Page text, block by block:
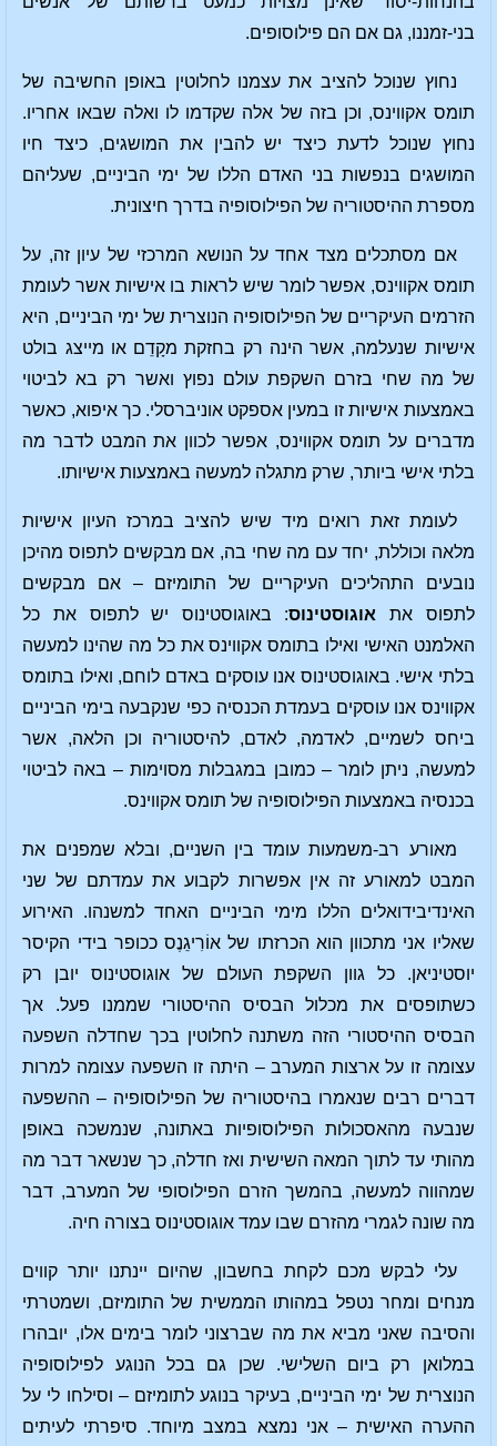
בני-זמננו, גם אם הם פילוסופים.
נחוץ שנוכל להציב את עצמנו לחלוטין באופן החשיבה של
תומס אקווינס, וכן בזה של אלה שקדמו לו ואלה שבאו אחריו.
נחוץ שנוכל לדעת כיצד יש להבין את המושגים, כיצד חיו
המושגים בנפשות בני האדם הללו של ימי הביניים, שעליהם
מספרת ההיסטוריה של הפילוסופיה בדרך חיצונית.
אם מסתכלים מצד אחד על הנושא המרכזי של עיון זה, על
תומס אקווינס, אפשר לומר שיש לראות בו אישיות אשר לעומת
הזרמים העיקריים של הפילוסופיה הנוצרית של ימי הביניים, היא
אישיות שנעלמה, אשר הינה רק בחזקת מקָדֵם או מייצג בולט
של מה שחי בזרם השקפת עולם נפוץ ואשר רק בא לביטוי
באמצעות אישיות זו במעין אספקט אוניברסלי. כך איפוא, כאשר
מדברים על תומס אקווינס, אפשר לכוון את המבט לדבר מה
בלתי אישי ביותר, שרק מתגלה למעשה באמצעות אישיותו.
לעומת זאת רואים מיד שיש להציב במרכז העיון אישיות
מלאה וכוללת, יחד עם מה שחי בה, אם מבקשים לתפוס מהיכן
נובעים התהליכים העיקריים של התומיזם – אם מבקשים
לתפוס את אוגוסטינוס: באוגוסטינוס יש לתפוס את כל
האלמנט האישי ואילו בתומס אקווינס את כל מה שהינו למעשה
בלתי אישי. באוגוסטינוס אנו עוסקים באדם לוחם, ואילו בתומס
אקווינס אנו עוסקים בעמדת הכנסיה כפי שנקבעה בימי הביניים
ביחס לשמיים, לאדמה, לאדם, להיסטוריה וכן הלאה, אשר
למעשה, ניתן לומר – כמובן במגבלות מסוימות – באה לביטוי
בכנסיה באמצעות הפילוסופיה של תומס אקווינס.
מאורע רב-משמעות עומד בין השניים, ובלא שמפנים את
המבט למאורע זה אין אפשרות לקבוע את עמדתם של שני
האינדיבידואלים הללו מימי הביניים האחד למשנהו. האירוע
שאליו אני מתכוון הוא הכרזתו של אוֹרִיגֵנֶס ככופר בידי הקיסר
יוסטיניאן. כל גוון השקפת העולם של אוגוסטינוס יובן רק
כשתופסים את מכלול הבסיס ההיסטורי שממנו פעל. אך
הבסיס ההיסטורי הזה משתנה לחלוטין בכך שחדלה השפעה
עצומה זו על ארצות המערב – היתה זו השפעה עצומה למרות
דברים רבים שנאמרו בהיסטוריה של הפילוסופיה – ההשפעה
שנבעה מהאסכולות הפילוסופיות באתונה, שנמשכה באופן
מהותי עד לתוך המאה השישית ואז חדלה, כך שנשאר דבר מה
שמהווה למעשה, בהמשך הזרם הפילוסופי של המערב, דבר
מה שונה לגמרי מהזרם שבו עמד אוגוסטינוס בצורה חיה.
עלי לבקש מכם לקחת בחשבון, שהיום יינתנו יותר קווים
מנחים ומחר נטפל במהותו הממשית של התומיזם, ושמטרתי
והסיבה שאני מביא את מה שברצוני לומר בימים אלו, יובהרו
במלואן רק ביום השלישי. שכן גם בכל הנוגע לפילוסופיה
הנוצרית של ימי הביניים, בעיקר בנוגע לתומיזם – וסילחו לי על
ההערה האישית – אני נמצא במצב מיוחד. סיפרתי לעיתים